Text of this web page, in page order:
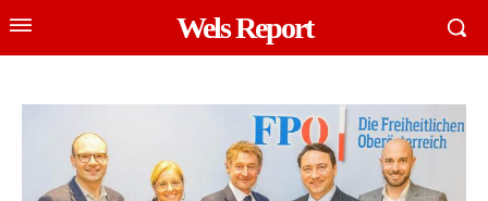
Wels Report